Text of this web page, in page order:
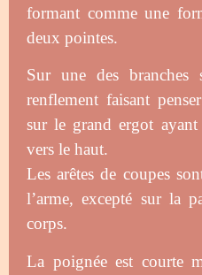
formant comme une
deux pointes.
Sur une des
renflement faisant
sur le grand ergot
vers le haut.
Les arêtes de coupes
l’arme, excepté sur la
corps.
La poignée est courte